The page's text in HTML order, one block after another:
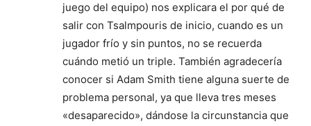
juego del equipo) nos explicara el por qué de
salir con Tsalmpouris de inicio, cuando es un
jugador frío y sin puntos, no se recuerda
cuándo metió un triple. También agradecería
conocer si Adam Smith tiene alguna suerte de
problema personal, ya que lleva tres meses
«desaparecido», dándose la circunstancia que